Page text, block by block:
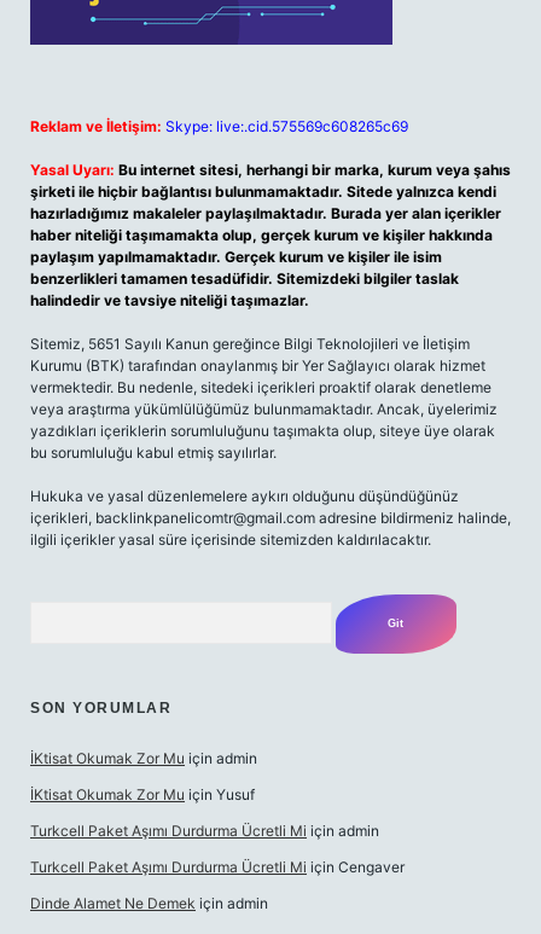
Reklam ve İletişim: Skype: live:.cid.575569c608265c69
Yasal Uyarı: Bu internet sitesi, herhangi bir marka, kurum veya şahıs
şirketi ile hiçbir bağlantısı bulunmamaktadır. Sitede yalnızca kendi
hazırladığımız makaleler paylaşılmaktadır. Burada yer alan içerikler
haber niteliği taşımamakta olup, gerçek kurum ve kişiler hakkında
paylaşım yapılmamaktadır. Gerçek kurum ve kişiler ile isim
benzerlikleri tamamen tesadüfidir. Sitemizdeki bilgiler taslak
halindedir ve tavsiye niteliği taşımazlar.
Sitemiz, 5651 Sayılı Kanun gereğince Bilgi Teknolojileri ve İletişim
Kurumu (BTK) tarafından onaylanmış bir Yer Sağlayıcı olarak hizmet
vermektedir. Bu nedenle, sitedeki içerikleri proaktif olarak denetleme
veya araştırma yükümlülüğümüz bulunmamaktadır. Ancak, üyelerimiz
yazdıkları içeriklerin sorumluluğunu taşımakta olup, siteye üye olarak
bu sorumluluğu kabul etmiş sayılırlar.
Hukuka ve yasal düzenlemelere aykırı olduğunu düşündüğünüz
içerikleri, backlinkpanelicomtr@gmail.com adresine bildirmeniz halinde,
ilgili içerikler yasal süre içerisinde sitemizden kaldırılacaktır.
SON YORUMLAR
İKtisat Okumak Zor Mu için admin
İKtisat Okumak Zor Mu için Yusuf
Turkcell Paket Aşımı Durdurma Ücretli Mi için admin
Turkcell Paket Aşımı Durdurma Ücretli Mi için Cengaver
Dinde Alamet Ne Demek için admin